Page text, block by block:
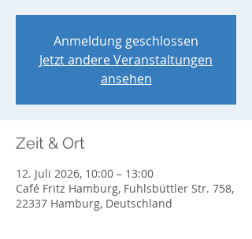
Anmeldung geschlossen
Jetzt andere Veranstaltungen
ansehen
Zeit & Ort
12. Juli 2026, 10:00 – 13:00
Café Fritz Hamburg, Fuhlsbüttler Str. 758,
22337 Hamburg, Deutschland